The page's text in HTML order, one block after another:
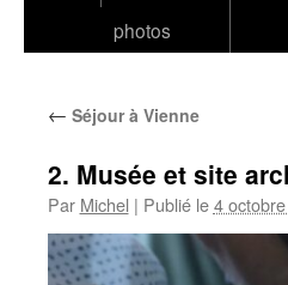
photos
← Séjour à Vienne
2. Musée et site
Par Michel | Publié le 4